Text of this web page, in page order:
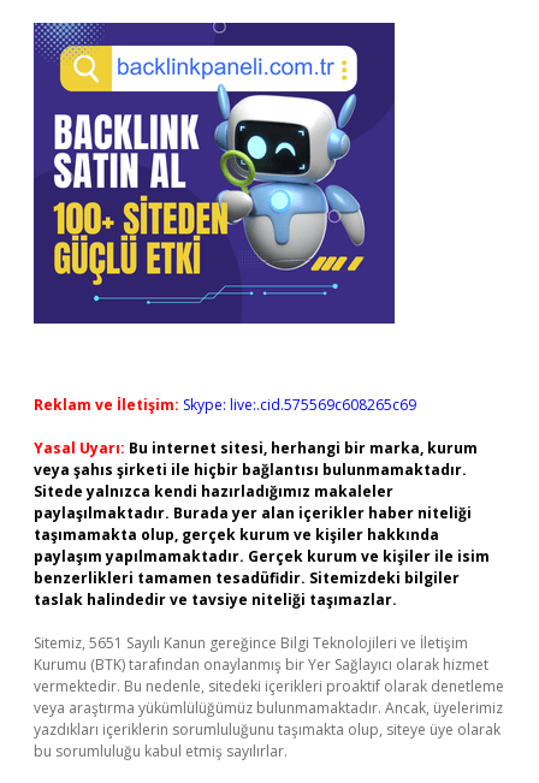
Reklam ve İletişim: Skype: live:.cid.575569c608265c69
Yasal Uyarı: Bu internet sitesi, herhangi bir marka, kurum
veya şahıs şirketi ile hiçbir bağlantısı bulunmamaktadır.
Sitede yalnızca kendi hazırladığımız makaleler
paylaşılmaktadır. Burada yer alan içerikler haber niteliği
taşımamakta olup, gerçek kurum ve kişiler hakkında
paylaşım yapılmamaktadır. Gerçek kurum ve kişiler ile isim
benzerlikleri tamamen tesadüfidir. Sitemizdeki bilgiler
taslak halindedir ve tavsiye niteliği taşımazlar.
Sitemiz, 5651 Sayılı Kanun gereğince Bilgi Teknolojileri ve İletişim
Kurumu (BTK) tarafından onaylanmış bir Yer Sağlayıcı olarak hizmet
vermektedir. Bu nedenle, sitedeki içerikleri proaktif olarak denetleme
veya araştırma yükümlülüğümüz bulunmamaktadır. Ancak, üyelerimiz
yazdıkları içeriklerin sorumluluğunu taşımakta olup, siteye üye olarak
bu sorumluluğu kabul etmiş sayılırlar.